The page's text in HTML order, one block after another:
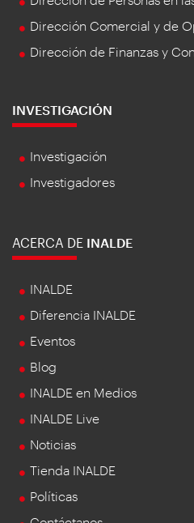
Dirección Comercial y de
Dirección de Finanzas y
INVESTIGACIÓN
Investigación
Investigadores
ACERCA DE INALDE
INALDE
Diferencia INALDE
Eventos
Blog
INALDE en Medios
INALDE Live
Noticias
Tienda INALDE
Políticas